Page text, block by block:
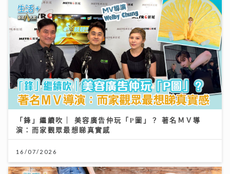
「鋒」繼續吹 | 美容廣告仲玩「P圖」？ 著名ＭＶ導
演：而家觀眾最想睇真實感
16/07/2026